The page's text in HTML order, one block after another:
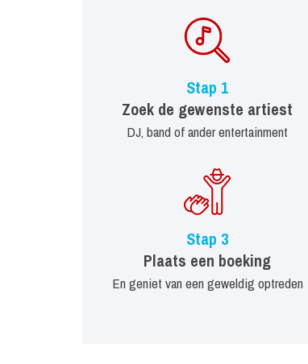
Stap 1
Zoek de gewenste artiest
DJ, band of ander entertainment
Stap 3
Plaats een boeking
En geniet van een geweldig optreden